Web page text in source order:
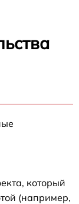
который
(например,